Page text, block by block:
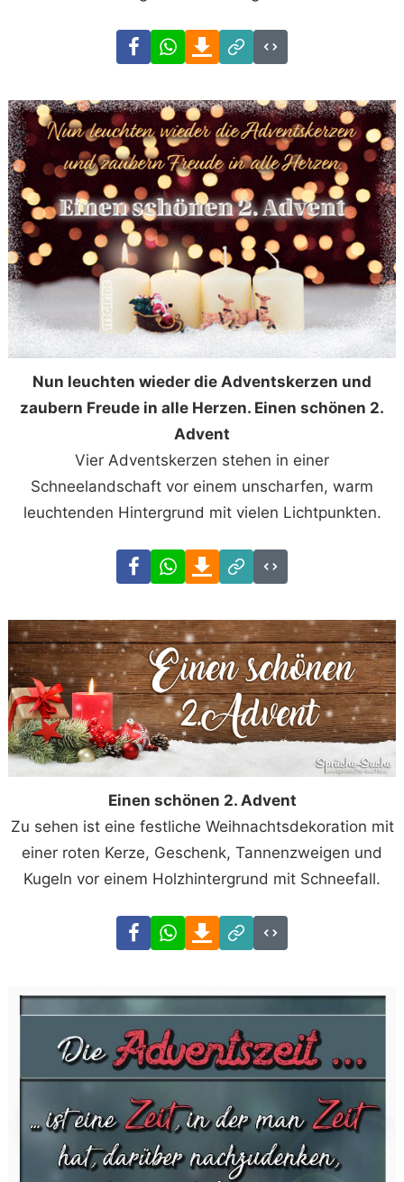
FacebookWhatsAppDownload
Link
Code
Nun leuchten wieder die Adventskerzen und
zaubern Freude in alle Herzen. Einen schönen 2.
Advent
Vier Adventskerzen stehen in einer
Schneelandschaft vor einem unscharfen, warm
leuchtenden Hintergrund mit vielen Lichtpunkten.
FacebookWhatsAppDownload
Link
Code
Einen schönen 2. Advent
Zu sehen ist eine festliche Weihnachtsdekoration mit
einer roten Kerze, Geschenk, Tannenzweigen und
Kugeln vor einem Holzhintergrund mit Schneefall.
FacebookWhatsAppDownload
Link
Code